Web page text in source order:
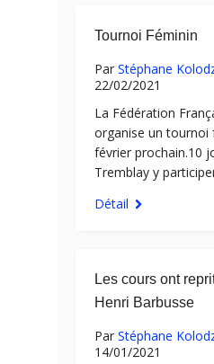
Tournoi Féminin
Par Stéphane
22/02/2021
La Fédération
organise un tournoi
février prochain.10
Tremblay y
Détail
Les cours ont
Henri Barbusse
Par Stéphane
14/01/2021